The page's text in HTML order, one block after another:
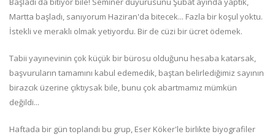
Martta başladı, sanıyorum Haziran'da bitecek... Fazla bir koşul yoktu.
İstekli ve meraklı olmak yetiyordu. Bir de cüzi bir ücret ödemek.
Tabii yayınevinin çok küçük bir bürosu olduğunu hesaba katarsak,
başvuruların tamamını kabul edemedik, baştan belirlediğimiz sayının
birazcık üzerine çıktıysak bile, bunu çok abartmamız mümkün
değildi...
Haftada bir gün toplandı bu grup, Eser Köker'le birlikte biyografiler